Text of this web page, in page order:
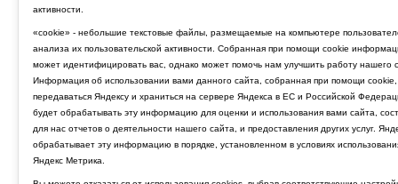
активности.
«cookie» - небольшие текстовые файлы, размещаемые на компьютере
анализа их пользовательской активности. Собранная при помощи cookie
может идентифицировать вас, однако может помочь нам улучшить работу нашего
Информация об использовании вами данного сайта, собранная при помощи cookie,
передаваться Яндексу и храниться на сервере Яндекса в ЕС и Российской
будет обрабатывать эту информацию для оценки и использования вами сайта,
для нас отчетов о деятельности нашего сайта, и предоставления других услуг.
обрабатывает эту информацию в порядке, установленном в условиях
Яндекс Метрика.